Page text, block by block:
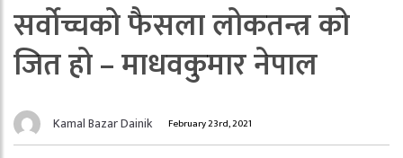
सर्वोच्चको फैसला लोकतन्त्र को
जित हो – माधवकुमार नेपाल
Kamal Bazar Dainik February 23rd, 2021